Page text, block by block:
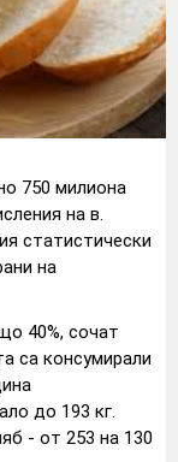
750 милиона
на в.
статистически
на
40%, сочат
са консумирали
до 193 кг.
- от 253 на 130